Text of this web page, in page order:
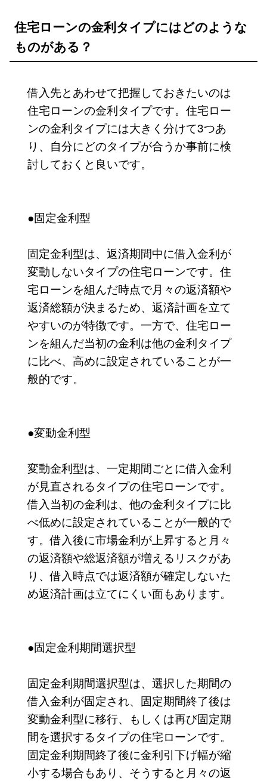
住宅ローンの金利タイプにはどのような
ものがある？
借入先とあわせて把握しておきたいのは
住宅ローンの金利タイプです。住宅ロー
ンの金利タイプには大きく分けて3つあ
り、自分にどのタイプが合うか事前に検
討しておくと良いです。
●固定金利型
固定金利型は、返済期間中に借入金利が
変動しないタイプの住宅ローンです。住
宅ローンを組んだ時点で月々の返済額や
返済総額が決まるため、返済計画を立て
やすいのが特徴です。一方で、住宅ロー
ンを組んだ当初の金利は他の金利タイプ
に比べ、高めに設定されていることが一
般的です。
●変動金利型
変動金利型は、一定期間ごとに借入金利
が見直されるタイプの住宅ローンです。
借入当初の金利は、他の金利タイプに比
べ低めに設定されていることが一般的で
す。借入後に市場金利が上昇すると月々
の返済額や総返済額が増えるリスクがあ
り、借入時点では返済額が確定しないた
め返済計画は立てにくい面もあります。
●固定金利期間選択型
固定金利期間選択型は、選択した期間の
借入金利が固定され、固定期間終了後は
変動金利型に移行、もしくは再び固定期
間を選択するタイプの住宅ローンです。
固定金利期間終了後に金利引下げ幅が縮
小する場合もあり、そうすると月々の返